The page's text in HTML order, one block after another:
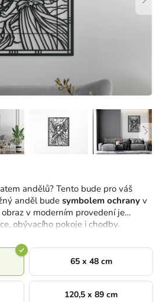
andělů? Tento bude pro váš
anděl bude symbolem ochrany v
v moderním provedení je
obývacího pokoje i chodby.
65 x 48 cm
120,5 x 89 cm